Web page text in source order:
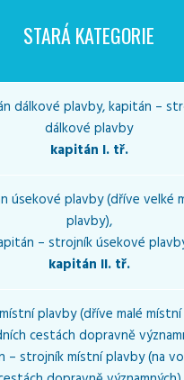
STARÁ KATEGORIE
dálkové plavby, kapitán –
dálkové plavby
kapitán I. tř.
úsekové plavby (dříve velké
plavby),
– strojník úsekové
kapitán II. tř.
plavby (dříve malé
cestách dopravně
– strojník místní plavby (na